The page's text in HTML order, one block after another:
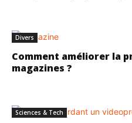
Divers
Comment améliorer la
magazines ?
Sciences & Tech